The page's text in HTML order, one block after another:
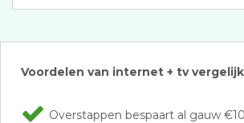
Voordelen van internet + tv
Overstappen bespaart al gauw